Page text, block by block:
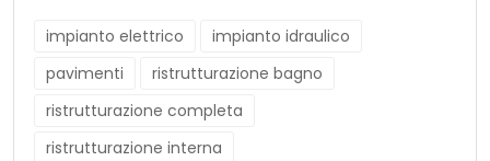
impianto elettrico
impianto idraulico
pavimenti
ristrutturazione bagno
ristrutturazione completa
ristrutturazione interna